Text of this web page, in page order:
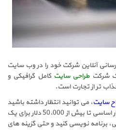
آنلاین شرکت خود را در وب سایت
یک شرکتطراحی سایت کامل گرافیکی و
تر از تجارت است.
سایت، می توانید انتظار داشته باشید
از یک هزار دلار برای یک سایت بسیار اساسی تا بیش از 50،000 دلار برای یک
برنامه نویسی کنید و حتی گزینه های